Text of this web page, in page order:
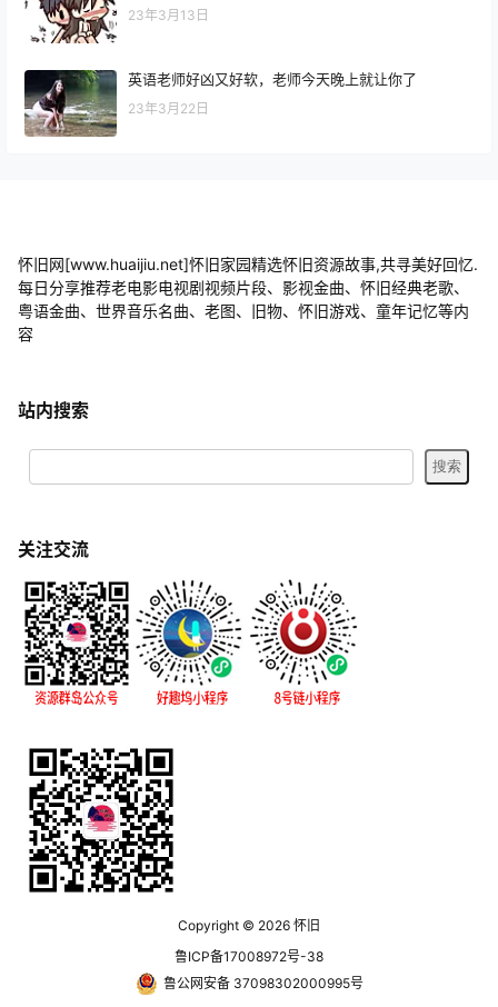
23年3月13日
英语老师好凶又好软，老师今天晚上就让你了
23年3月22日
怀旧网[www.huaijiu.net]怀旧家园精选怀旧资源故事,共寻美好回忆.
每日分享推荐老电影电视剧视频片段、影视金曲、怀旧经典老歌、
粤语金曲、世界音乐名曲、老图、旧物、怀旧游戏、童年记忆等内
容
站内搜索
关注交流
Copyright © 2026 怀旧
鲁ICP备17008972号-38
鲁公网安备 37098302000995号